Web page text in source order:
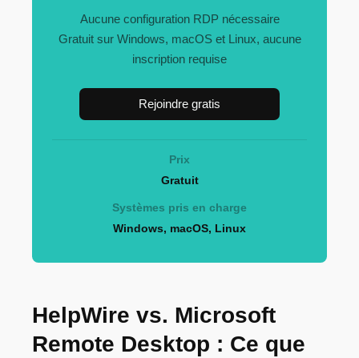
Aucune configuration RDP nécessaire
Gratuit sur Windows, macOS et Linux, aucune
inscription requise
Rejoindre gratis
Prix
Gratuit
Systèmes pris en charge
Windows, macOS, Linux
HelpWire vs. Microsoft
Remote Desktop : Ce que